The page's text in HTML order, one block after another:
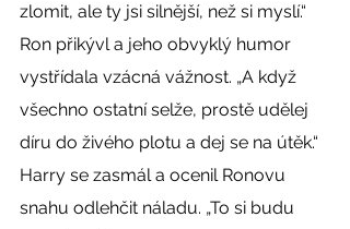
zlomit, ale ty jsi silnější, než si myslí.“
Ron přikývl a jeho obvyklý humor
vystřídala vzácná vážnost. „A když
všechno ostatní selže, prostě udělej
díru do živého plotu a dej se na útěk.“
Harry se zasmál a ocenil Ronovu
snahu odlehčit náladu. „To si budu